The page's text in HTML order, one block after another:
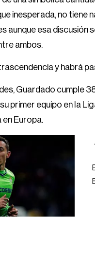
inesperada, no tiene
aunque esa
ambos.
y habrá
Guardado cumple
primer equipo en la
Europa.